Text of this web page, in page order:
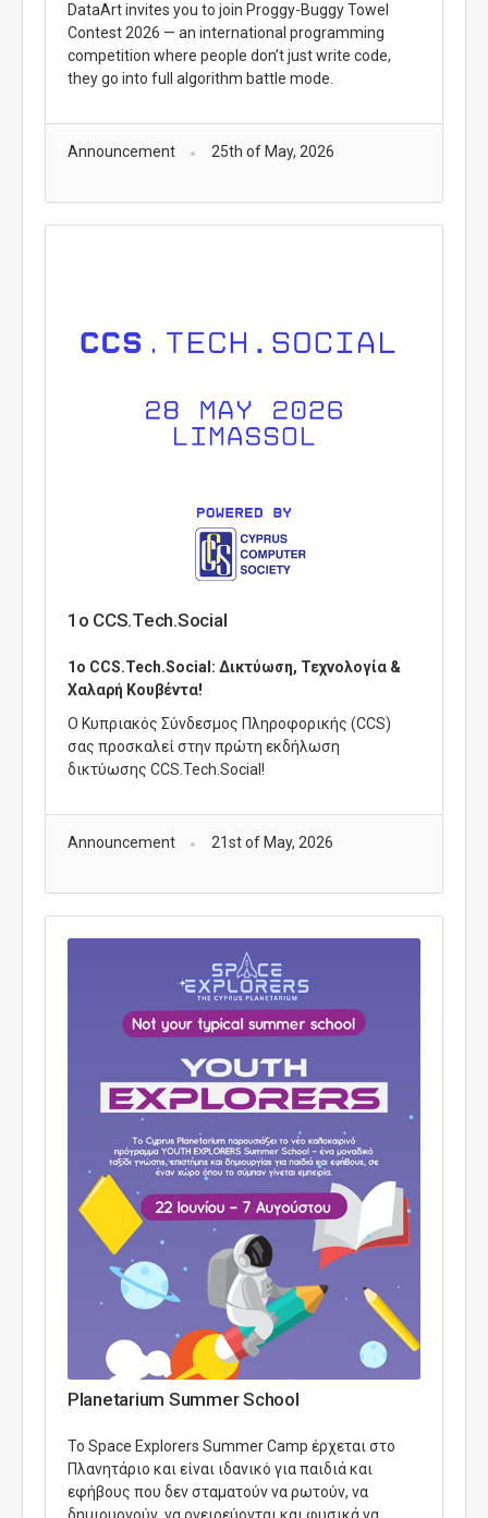
DataArt invites you to join Proggy-Buggy Towel
Contest 2026 — an international programming
competition where people don’t just write code,
they go into full algorithm battle mode.
Announcement 25th of May, 2026
1o CCS.Tech.Social
1ο CCS.Tech.Social: Δικτύωση, Τεχνολογία &
Χαλαρή Κουβέντα!
Ο Κυπριακός Σύνδεσμος Πληροφορικής (CCS)
σας προσκαλεί στην πρώτη εκδήλωση
δικτύωσης CCS.Tech.Social!
Announcement 21st of May, 2026
Planetarium Summer School
Το Space Explorers Summer Camp έρχεται στο
Πλανητάριο και είναι ιδανικό για παιδιά και
εφήβους που δεν σταματούν να ρωτούν, να